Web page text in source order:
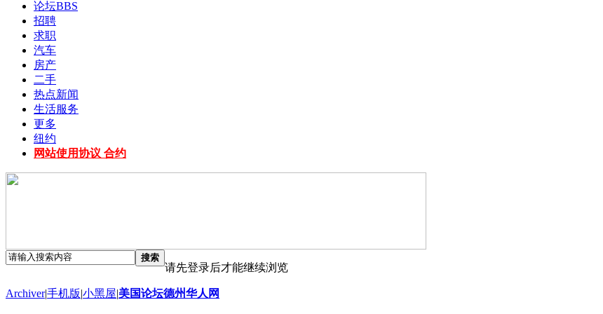
论坛BBS
招聘
求职
汽车
房产
二手
热点新闻
生活服务
更多
纽约
网站使用协议 合约
搜索
请先登录后才能继续浏览
Archiver|手机版|小黑屋|美国论坛德州华人网